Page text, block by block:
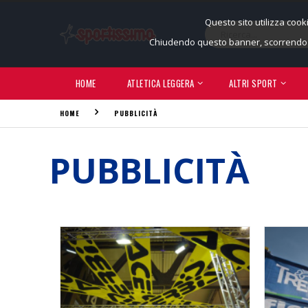
Questo sito utilizza
Chiudendo questo banner,
HOME ATLETICA LEGGERA ALTRI SPORT
HOME PUBBLICITÀ
PUBBLICITÀ